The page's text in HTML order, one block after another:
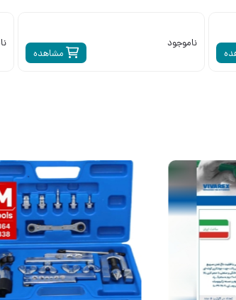
مشاهده
ناموجود